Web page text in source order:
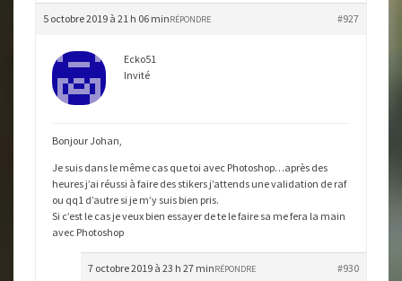
5 octobre 2019 à 21 h 06 min #927
RÉPONDRE
Ecko51
Invité
Bonjour Johan,
Je suis dans le même cas que toi avec Photoshop…après des
heures j’ai réussi à faire des stikers j’attends une validation de raf
ou qq1 d’autre si je m’y suis bien pris.
Si c’est le cas je veux bien essayer de te le faire sa me fera la main
avec Photoshop
7 octobre 2019 à 23 h 27 min #930
RÉPONDRE